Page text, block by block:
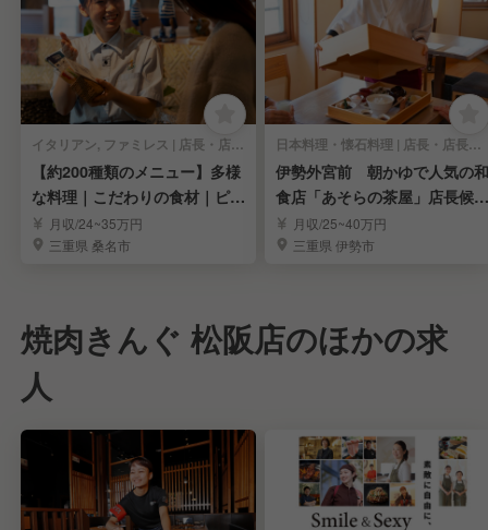
イタリアン, ファミレス | 店長・店長候補
【約200種類のメニュー】多様
な料理｜こだわりの食材｜ピザ
生地から手作り
月収/24~35万円
三重県 桑名市
日本料理・懐石料理 | 店長・店長候補
伊勢外宮前 朝かゆで人気の和
食店「あそらの茶屋」店長候補
を募集
月収/25~40万円
三重県 伊勢市
焼肉きんぐ 松阪店のほかの求
人